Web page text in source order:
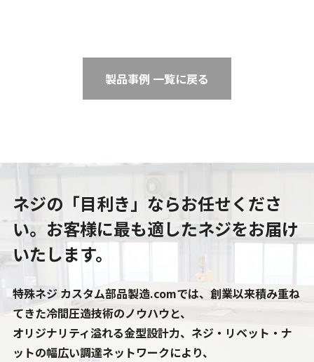
製品事例 一覧に戻る
ネジの「目利き」ならお任せくださ
い。 お客様に最も適したネジをお届け
いたします。
特殊ネジ カスタム部品製造.comでは、創業以来積み重ね
てきた冷間圧造技術のノウハウと、
オリジナリティ溢れる金型設計力、ネジ・リベット・ナ
ットの幅広い調達ネットワークにより、